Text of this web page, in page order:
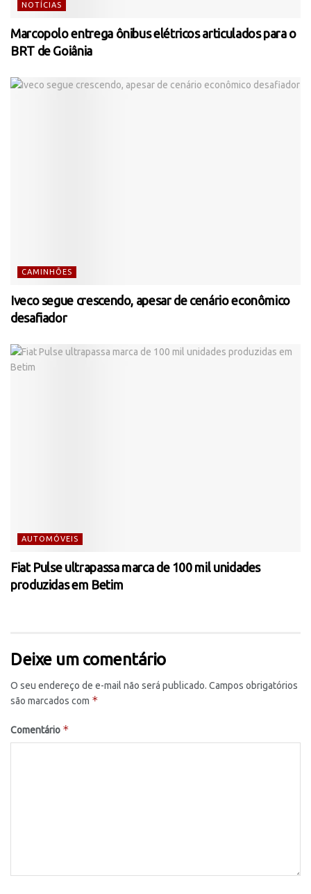
NOTÍCIAS
Marcopolo entrega ônibus elétricos articulados para o
BRT de Goiânia
CAMINHÕES
Iveco segue crescendo, apesar de cenário econômico
desafiador
AUTOMÓVEIS
Fiat Pulse ultrapassa marca de 100 mil unidades
produzidas em Betim
Deixe um comentário
O seu endereço de e-mail não será publicado. Campos obrigatórios
são marcados com *
Comentário *